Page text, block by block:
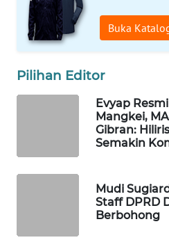
Buka
Pilihan Editor
Evyap
Mangkei,
Gibran:
Semakin
Mudi
Staff DPRD
Berbohong
ID
MAWAKA
MARTABAT
WATCH
LPKKI